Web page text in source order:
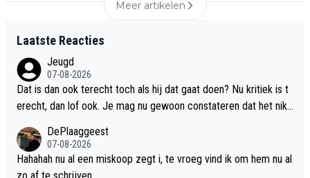
Meer artikelen
Laatste Reacties
Jeugd
07-08-2026
Dat is dan ook terecht toch als hij dat gaat doen? Nu kritiek is t
erecht, dan lof ook. Je mag nu gewoon constateren dat het niks
g schamen om zo niet fit te zijn.
DePlaaggeest
07-08-2026
Hahahah nu al een miskoop zegt i, te vroeg vind ik om hem nu al